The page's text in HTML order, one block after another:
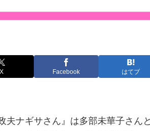
X Facebook はてブ
夫ナギサさん』は多部未華子さ